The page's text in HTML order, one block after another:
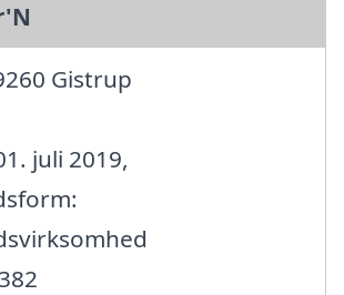
Gistrup
juli 2019,